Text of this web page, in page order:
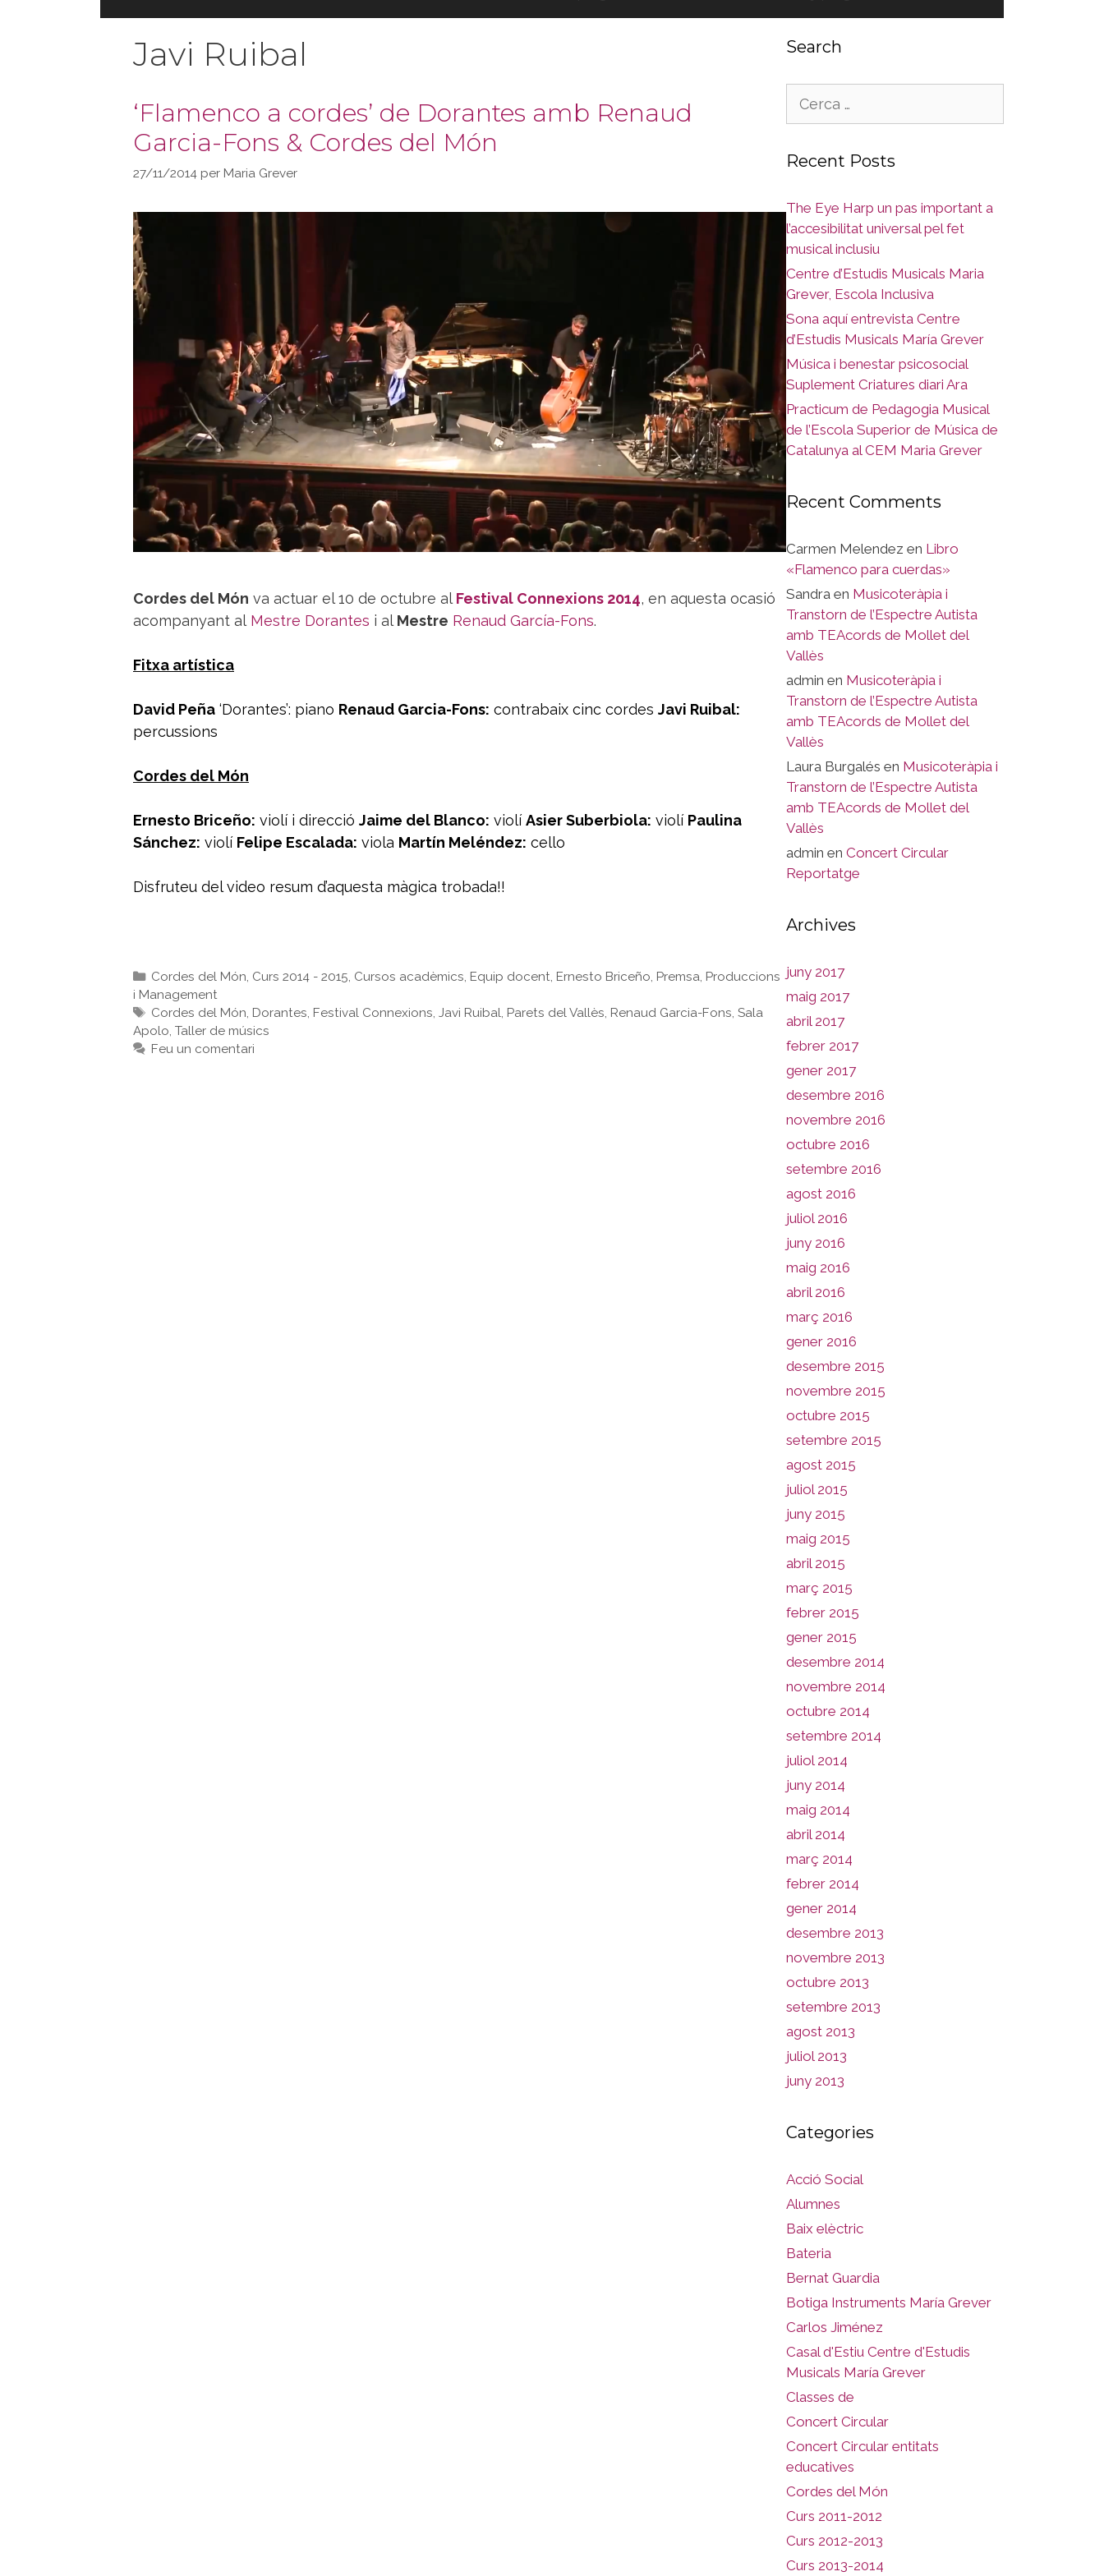
Javi Ruibal
‘Flamenco a cordes’ de Dorantes amb Renaud
Garcia-Fons & Cordes del Món
27/11/2014 per Maria Grever
Cordes del Món va actuar el 10 de octubre alFestival Connexions 2014, en aquesta ocasió
acompanyant al Mestre Dorantes i alMestre Renaud García-Fons.
Fitxa artística
David Peña ‘Dorantes’: piano Renaud Garcia-Fons: contrabaix cinc cordes Javi Ruibal:
percussions
Cordes del Món
Ernesto Briceño: violí i direcció Jaime del Blanco: violíAsier Suberbiola: violí Paulina
Sánchez: violí Felipe Escalada: viola Martín Meléndez: cello
Disfruteu del video resum d’aquesta màgica trobada!!
Categories
Cordes del Món, Curs 2014 - 2015, Cursos acadèmics, Equip docent, Ernesto Briceño, Premsa, Produccions
i Management
Etiquetes
Cordes del Món, Dorantes, Festival Connexions,Javi Ruibal, Parets del Vallès, Renaud Garcia-Fons,Sala
Apolo, Taller de músics
Feu un comentari
Search
Recent Posts
The Eye Harp un pas important a
l’accesibilitat universal pel fet
musical inclusiu
Centre d’Estudis Musicals Maria
Grever, Escola Inclusiva
Sona aquí entrevista Centre
d’Estudis Musicals María Grever
Música i benestar psicosocial
Suplement Criatures diari Ara
Practicum de Pedagogia Musical
de l’Escola Superior de Música de
Catalunya al CEM Maria Grever
Recent Comments
Carmen Melendez en Libro
«Flamenco para cuerdas»
Sandra en Musicoteràpia i
Transtorn de l’Espectre Autista
amb TEAcords de Mollet del
Vallès
admin en Musicoteràpia i
Transtorn de l’Espectre Autista
amb TEAcords de Mollet del
Vallès
Laura Burgalés en Musicoteràpia i
Transtorn de l’Espectre Autista
amb TEAcords de Mollet del
Vallès
admin en Concert Circular
Reportatge
Archives
juny 2017
maig 2017
abril 2017
febrer 2017
gener 2017
desembre 2016
novembre 2016
octubre 2016
setembre 2016
agost 2016
juliol 2016
juny 2016
maig 2016
abril 2016
març 2016
gener 2016
desembre 2015
novembre 2015
octubre 2015
setembre 2015
agost 2015
juliol 2015
juny 2015
maig 2015
abril 2015
març 2015
febrer 2015
gener 2015
desembre 2014
novembre 2014
octubre 2014
setembre 2014
juliol 2014
juny 2014
maig 2014
abril 2014
març 2014
febrer 2014
gener 2014
desembre 2013
novembre 2013
octubre 2013
setembre 2013
agost 2013
juliol 2013
juny 2013
Categories
Acció Social
Alumnes
Baix elèctric
Bateria
Bernat Guardia
Botiga Instruments María Grever
Carlos Jiménez
Casal d'Estiu Centre d'Estudis
Musicals María Grever
Classes de
Concert Circular
Concert Circular entitats
educatives
Cordes del Món
Curs 2011-2012
Curs 2012-2013
Curs 2013-2014